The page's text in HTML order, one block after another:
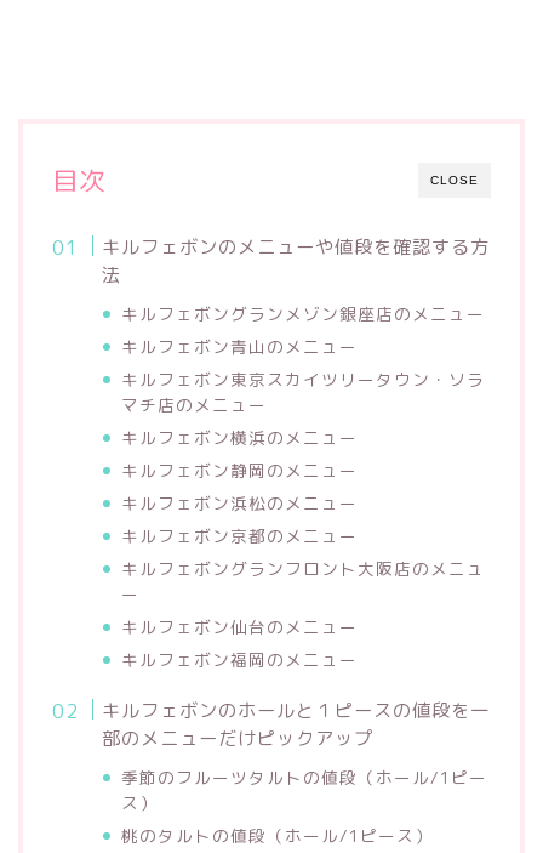
CLOSE
目次
キルフェボンのメニューや値段を確認する方
法
キルフェボングランメゾン銀座店のメニュー
キルフェボン青山のメニュー
キルフェボン東京スカイツリータウン・ソラ
マチ店のメニュー
キルフェボン横浜のメニュー
キルフェボン静岡のメニュー
キルフェボン浜松のメニュー
キルフェボン京都のメニュー
キルフェボングランフロント大阪店のメニュ
ー
キルフェボン仙台のメニュー
キルフェボン福岡のメニュー
キルフェボンのホールと１ピースの値段を一
部のメニューだけピックアップ
季節のフルーツタルトの値段（ホール/1ピー
ス）
桃のタルトの値段（ホール/1ピース）